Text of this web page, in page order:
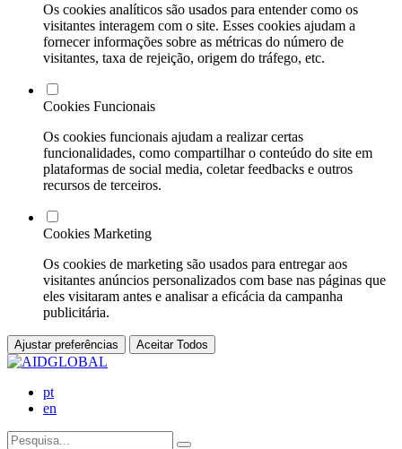
Os cookies analíticos são usados para entender como os
visitantes interagem com o site. Esses cookies ajudam a
fornecer informações sobre as métricas do número de
visitantes, taxa de rejeição, origem do tráfego, etc.
Cookies Funcionais
Os cookies funcionais ajudam a realizar certas
funcionalidades, como compartilhar o conteúdo do site em
plataformas de social media, coletar feedbacks e outros
recursos de terceiros.
Cookies Marketing
Os cookies de marketing são usados para entregar aos
visitantes anúncios personalizados com base nas páginas que
eles visitaram antes e analisar a eficácia da campanha
publicitária.
Ajustar preferências Aceitar Todos
pt
en